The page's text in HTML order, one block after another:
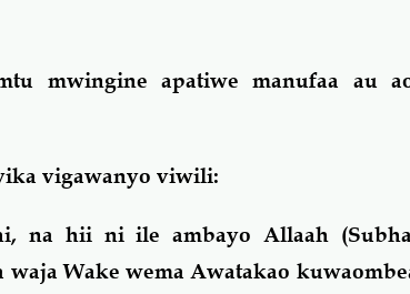
mwingine apatiwe manufaa au
vigawanyo viwili:
na hii ni ile ambayo Allaah
Wake wema Awatakao